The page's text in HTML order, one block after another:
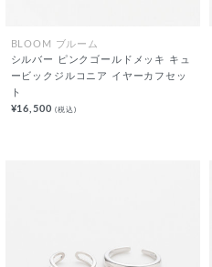
BLOOM ブルーム
シルバー ピンクゴールドメッキ キュ
ービックジルコニア イヤーカフセッ
ト
¥16,500(税込)